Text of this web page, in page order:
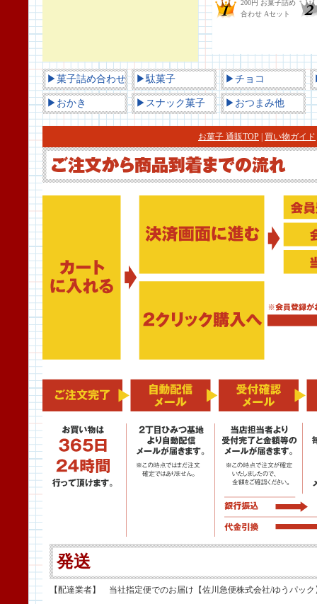
▶菓子詰め合わせ ▶駄菓子 ▶チョコ
▶おかき ▶スナック菓子 ▶おつまみ他
お菓子 通販TOP 買い物ガイド
発送
【配達業者】 当社指定便でのお届け【佐川急便株式会社/ゆうパック